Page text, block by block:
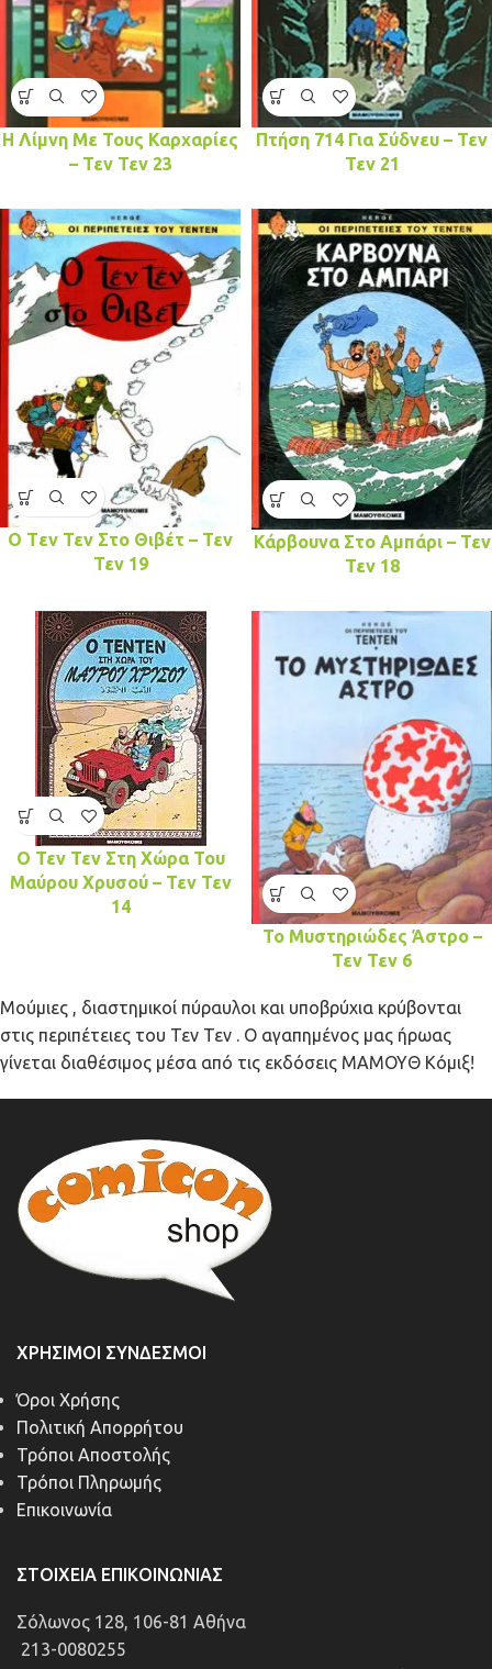
Η Λίμνη Με Τους Καρχαρίες
– Τεν Τεν 23
Πτήση 714 Για Σύδνευ – Τεν
Τεν 21
O Tεν Τεν Στο Θιβέτ – Τεν
Τεν 19
Κάρβουνα Στο Αμπάρι – Τεν
Τεν 18
Ο Τεν Τεν Στη Χώρα Του
Μαύρου Χρυσού – Τεν Τεν
14
Το Μυστηριώδες Άστρο –
Τεν Τεν 6
Μούμιες , διαστημικοί πύραυλοι και υποβρύχια κρύβονται
στις περιπέτειες του Τεν Τεν . Ο αγαπημένος μας ήρωας
γίνεται διαθέσιμος μέσα από τις εκδόσεις ΜΑΜΟΥΘ Κόμιξ!
ΧΡΉΣΙΜΟΙ ΣΎΝΔΕΣΜΟΙ
Όροι Χρήσης
Πολιτική Απορρήτου
Τρόποι Αποστολής
Τρόποι Πληρωμής
Επικοινωνία
ΣΤΟΙΧΕΊΑ ΕΠΙΚΟΙΝΩΝΊΑΣ
Σόλωνος 128, 106-81 Αθήνα
213-0080255